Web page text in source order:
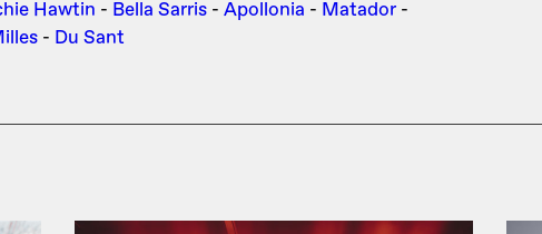
Hawtin - Bella Sarris - Apollonia - Matador -
- Du Sant